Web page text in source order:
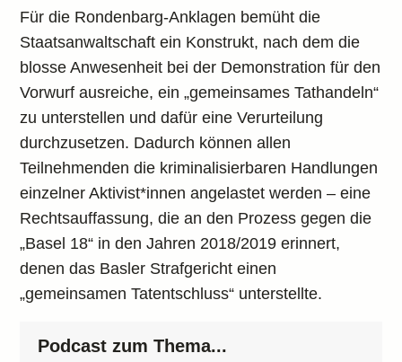
Für die Rondenbarg-Anklagen bemüht die
Staatsanwaltschaft ein Konstrukt, nach dem die
blosse Anwesenheit bei der Demonstration für den
Vorwurf ausreiche, ein „gemeinsames Tathandeln“
zu unterstellen und dafür eine Verurteilung
durchzusetzen. Dadurch können allen
Teilnehmenden die kriminalisierbaren Handlungen
einzelner Aktivist*innen angelastet werden – eine
Rechtsauffassung, die an den Prozess gegen die
„Basel 18“ in den Jahren 2018/2019 erinnert,
denen das Basler Strafgericht einen
„gemeinsamen Tatentschluss“ unterstellte.
Podcast zum Thema...